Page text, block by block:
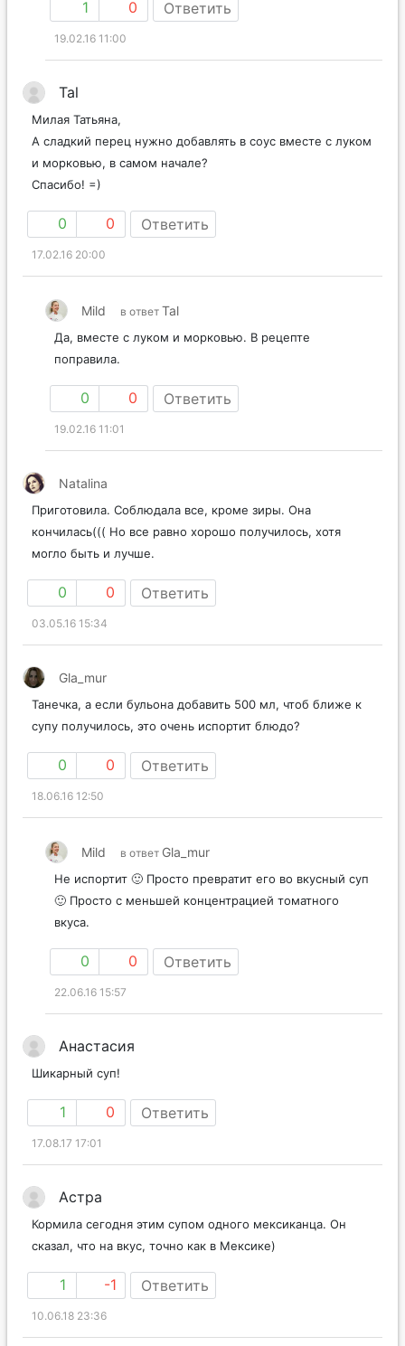
1 0 Ответить
19.02.16 11:00
Tal
Милая Татьяна,
А сладкий перец нужно добавлять в соус вместе с луком
и морковью, в самом начале?
Спасибо! =)
0 0 Ответить
17.02.16 20:00
Mild в ответ Tal
Да, вместе с луком и морковью. В рецепте
поправила.
0 0 Ответить
19.02.16 11:01
Natalina
Приготовила. Соблюдала все, кроме зиры. Она
кончилась((( Но все равно хорошо получилось, хотя
могло быть и лучше.
0 0 Ответить
03.05.16 15:34
Gla_mur
Танечка, а если бульона добавить 500 мл, чтоб ближе к
супу получилось, это очень испортит блюдо?
0 0 Ответить
18.06.16 12:50
Mild в ответ Gla_mur
Не испортит 🙂 Просто превратит его во вкусный суп
🙂 Просто с меньшей концентрацией томатного
вкуса.
0 0 Ответить
22.06.16 15:57
Анастасия
Шикарный суп!
1 0 Ответить
17.08.17 17:01
Астра
Кормила сегодня этим супом одного мексиканца. Он
сказал, что на вкус, точно как в Мексике)
1 -1 Ответить
10.06.18 23:36